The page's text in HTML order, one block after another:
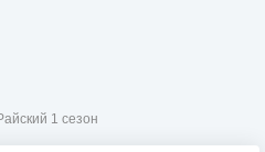
1 сезон